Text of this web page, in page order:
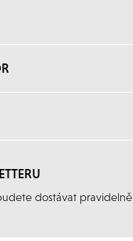
dostávat pravidelně